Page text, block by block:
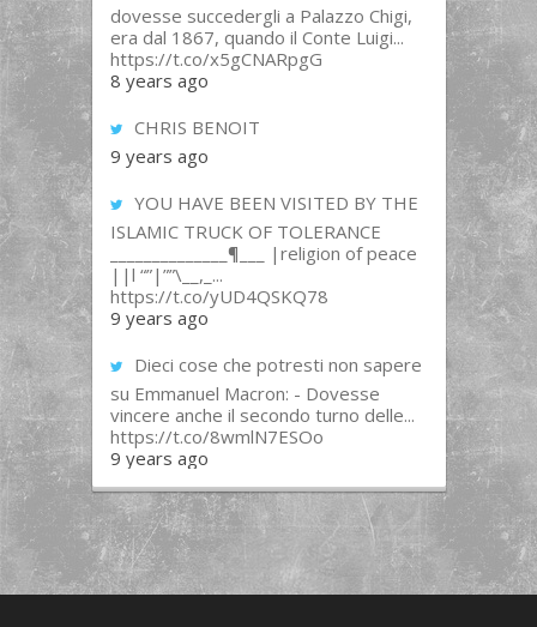
dovesse succedergli a Palazzo Chigi,
era dal 1867, quando il Conte Luigi...
https://t.co/x5gCNARpgG
8 years ago
CHRIS BENOIT
9 years ago
YOU HAVE BEEN VISITED BY THE
ISLAMIC TRUCK OF TOLERANCE
______________¶___ |religion of peace
||l “”|””\__,_...
https://t.co/yUD4QSKQ78
9 years ago
Dieci cose che potresti non sapere
su Emmanuel Macron: - Dovesse
vincere anche il secondo turno delle...
https://t.co/8wmlN7ESOo
9 years ago